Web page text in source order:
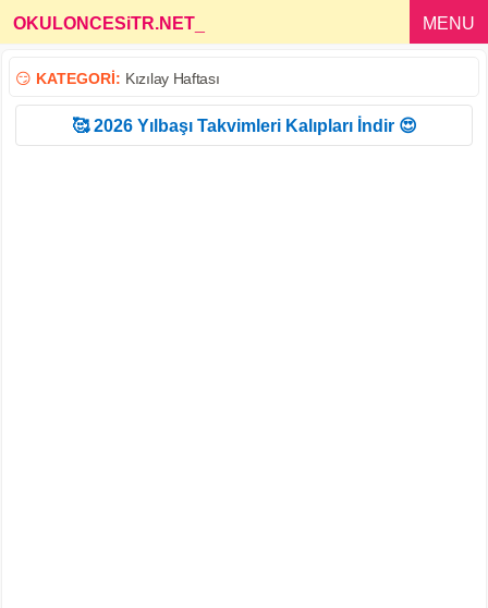
OKULONCESiTR.NET MENU
😏 KATEGORİ: Kızılay Haftası
🥰 2026 Yılbaşı Takvimleri Kalıpları İndir 😍